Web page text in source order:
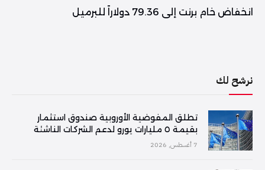
انخفاض خام برنت إلى 79.36 دولاراً للبرميل
نرشح لك
تطلق المفوضية الأوروبية صندوق استثمار
بقيمة ٥ مليارات يورو لدعم الشركات الناشئة
7 أغسطس, 2026